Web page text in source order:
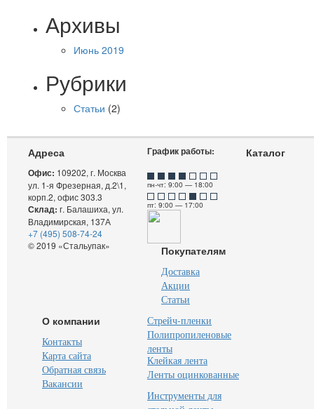
Архивы
Июнь 2019
Рубрики
Статьи (2)
Адреса
Офис: 109202, г. Москва
ул. 1-я Фрезерная, д.2\1,
корп.2, офис 303.3
Склад: г. Балашиха, ул.
Владимирская, 137А
+7 (495) 508-74-24
© 2019 «Стальупак»
График работы:
пн-чт: 9:00 — 18:00
пт: 9:00 — 17:00
Покупателям
Доставка
Акции
Статьи
О компании
Контакты
Карта сайта
Обратная связь
Вакансии
Каталог
Стрейч-пленки
Полипропиленовые
ленты
Клейкая лента
Ленты оцинкованные
Инструменты для